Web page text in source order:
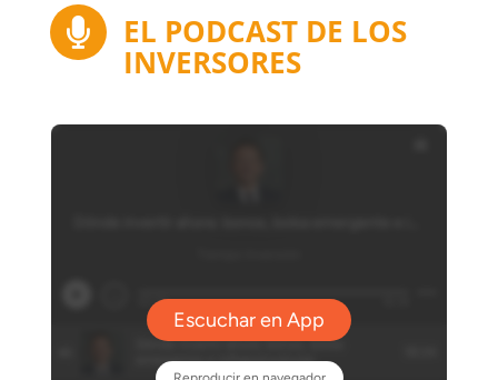
 EL PODCAST DE LOS
INVERSORES